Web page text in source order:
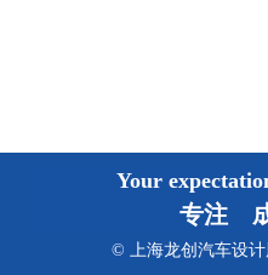
Your
专注
© 上海龙创汽车设